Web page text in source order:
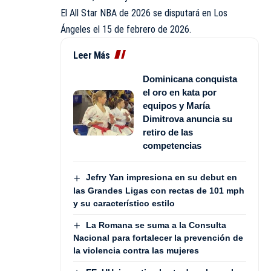
El All Star NBA de 2026 se disputará en Los
Ángeles el 15 de febrero de 2026.
Leer Más
Dominicana conquista
el oro en kata por
equipos y María
Dimitrova anuncia su
retiro de las
competencias
Jefry Yan impresiona en su debut en
las Grandes Ligas con rectas de 101 mph
y su característico estilo
La Romana se suma a la Consulta
Nacional para fortalecer la prevención de
la violencia contra las mujeres